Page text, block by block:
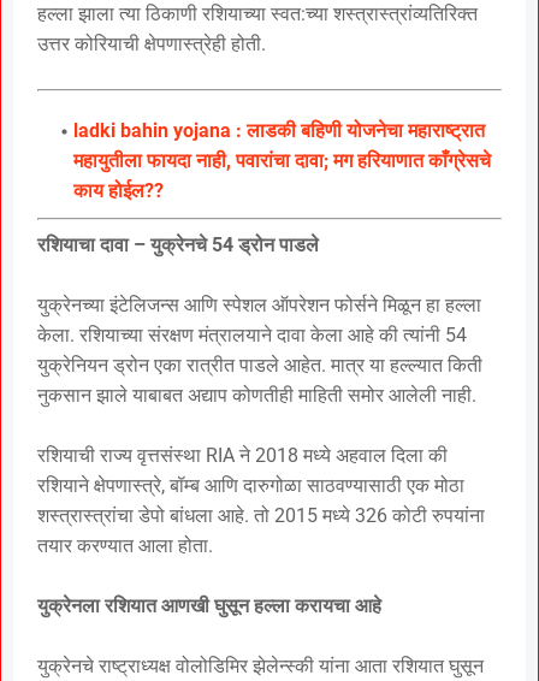
हल्ला झाला त्या ठिकाणी रशियाच्या स्वत:च्या शस्त्रास्त्रांव्यतिरिक्त
उत्तर कोरियाची क्षेपणास्त्रेही होती.
ladki bahin yojana : लाडकी बहिणी योजनेचा महाराष्ट्रात
महायुतीला फायदा नाही, पवारांचा दावा; मग हरियाणात काँग्रेसचे
काय होईल??
रशियाचा दावा – युक्रेनचे 54 ड्रोन पाडले
युक्रेनच्या इंटेलिजन्स आणि स्पेशल ऑपरेशन फोर्सने मिळून हा हल्ला
केला. रशियाच्या संरक्षण मंत्रालयाने दावा केला आहे की त्यांनी 54
युक्रेनियन ड्रोन एका रात्रीत पाडले आहेत. मात्र या हल्ल्यात किती
नुकसान झाले याबाबत अद्याप कोणतीही माहिती समोर आलेली नाही.
रशियाची राज्य वृत्तसंस्था RIA ने 2018 मध्ये अहवाल दिला की
रशियाने क्षेपणास्त्रे, बॉम्ब आणि दारुगोळा साठवण्यासाठी एक मोठा
शस्त्रास्त्रांचा डेपो बांधला आहे. तो 2015 मध्ये 326 कोटी रुपयांना
तयार करण्यात आला होता.
युक्रेनला रशियात आणखी घुसून हल्ला करायचा आहे
युक्रेनचे राष्ट्राध्यक्ष वोलोडिमिर झेलेन्स्की यांना आता रशियात घुसून